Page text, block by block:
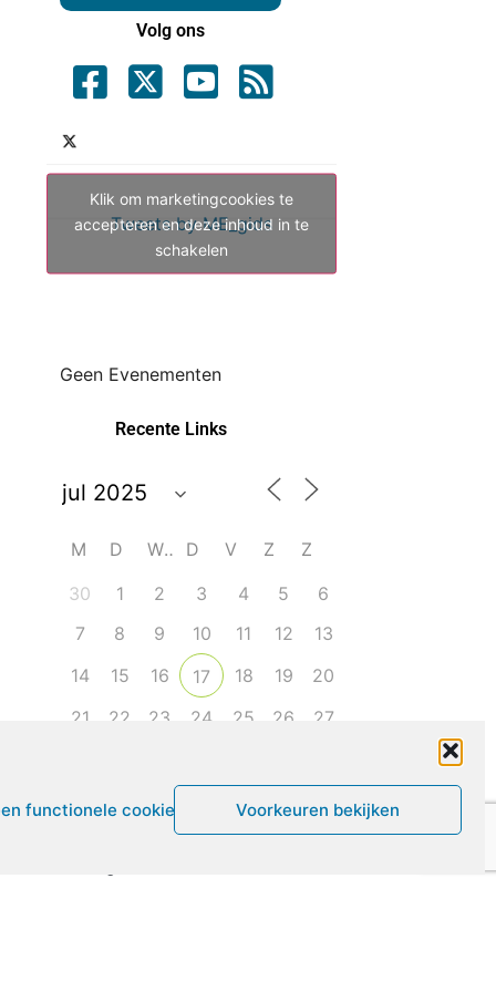
functionele cookies Voorkeuren bekijken
Volg ons
Tweets by ME_gids
Klik om marketingcookies te
accepteren en deze inhoud in te
schakelen
Geen Evenementen
Recente Links
M D W D V Z
Z
30
1 2 3 4 5
6
7
8 9 10 11 12
13
14
15 16 17 18 19
20
21
22 23 24 25 26
27
Leven met ME/CVS en POTS